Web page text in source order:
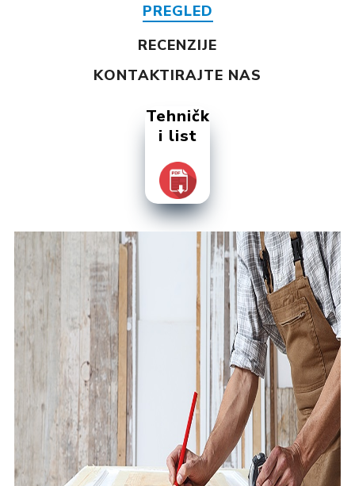
PREGLED
RECENZIJE
KONTAKTIRAJTE NAS
Tehničk
i list